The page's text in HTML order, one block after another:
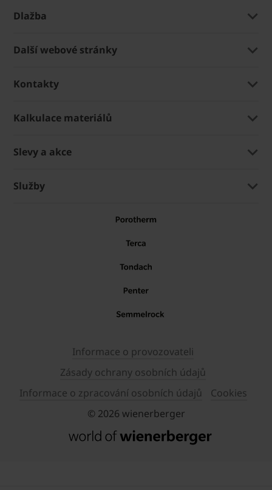
Dlažba
Další webové stránky
Kontakty
Kalkulace materiálů
Slevy a akce
Služby
Informace o provozovateli
Zásady ochrany osobních údajů
Informace o zpracování osobních údajů
Cookies
© 2026 wienerberger